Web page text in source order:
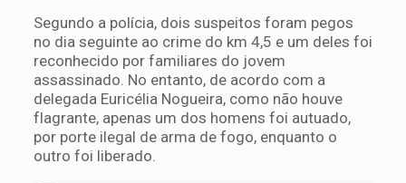
Segundo a polícia, dois suspeitos foram pegos
no dia seguinte ao crime do km 4,5 e um deles foi
reconhecido por familiares do jovem
assassinado. No entanto, de acordo com a
delegada Euricélia Nogueira, como não houve
flagrante, apenas um dos homens foi autuado,
por porte ilegal de arma de fogo, enquanto o
outro foi liberado.